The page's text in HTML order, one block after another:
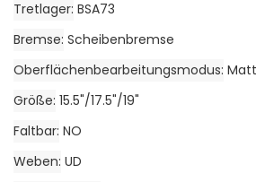
Tretlager BSA73
Bremse Scheibenbremse
Oberflächenbearbeitungsmodus Matt
Größe 15.5"/17.5"/19"
Faltbar NO
Weben UD